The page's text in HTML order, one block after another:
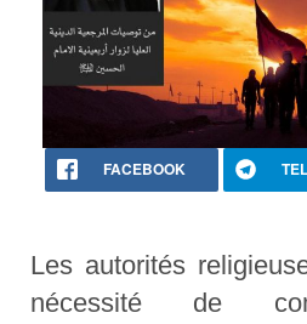
FACEBOOK
Les autorités
nécessité de